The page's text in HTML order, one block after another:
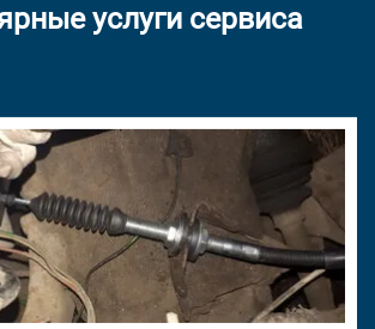
услуги сервиса